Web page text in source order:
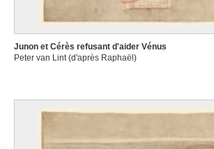
Junon et Cérès refusant d'aider Vénus
Peter van Lint (d'après Raphaël)